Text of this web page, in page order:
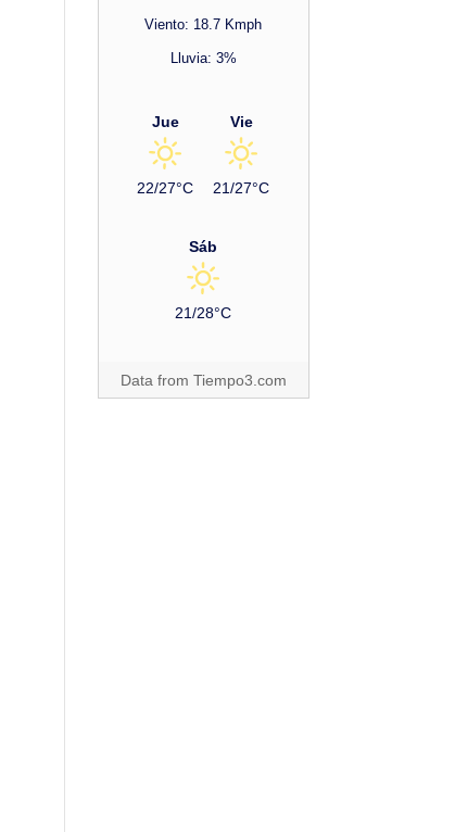
Viento: 18.7 Kmph
Lluvia: 3%
Jue
22/27°C
Vie
21/27°C
Sáb
21/28°C
Data from Tiempo3.com